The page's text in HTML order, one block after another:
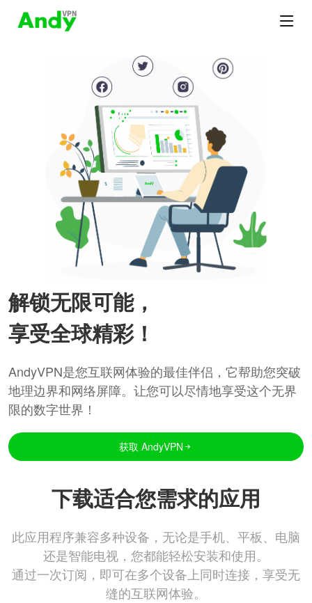
解锁无限可能，
享受全球精彩！
AndyVPN是您互联网体验的最佳伴侣，它帮助您突破
地理边界和网络屏障。让您可以尽情地享受这个无界
限的数字世界！
获取 AndyVPN
下载适合您需求的应用
此应用程序兼容多种设备，无论是手机、平板、电脑
还是智能电视，您都能轻松安装和使用。
通过一次订阅，即可在多个设备上同时连接，享受无
缝的互联网体验。